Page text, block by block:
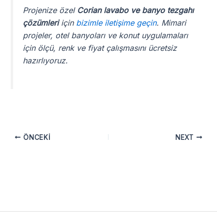
Projenize özel Corian lavabo ve banyo tezgahı
çözümleriiçin bizimle iletişime geçin. Mimari
projeler, otel banyoları ve konut uygulamaları
için ölçü, renk ve fiyat çalışmasını ücretsiz
hazırlıyoruz.
ÖNCEKI NEXT